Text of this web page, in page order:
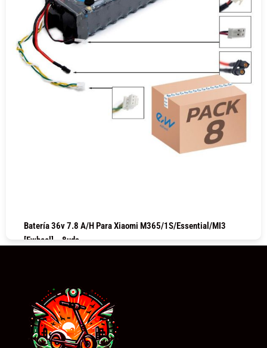
Batería 36v 7.8 A/h Para Xiaomi M365/1S/Essential/MI3
[Ewheel] – 8uds